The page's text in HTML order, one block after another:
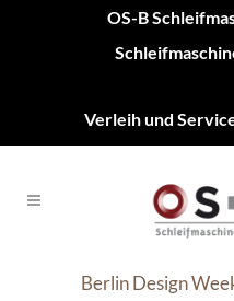
OS-B
Verleih und
Berlin Design